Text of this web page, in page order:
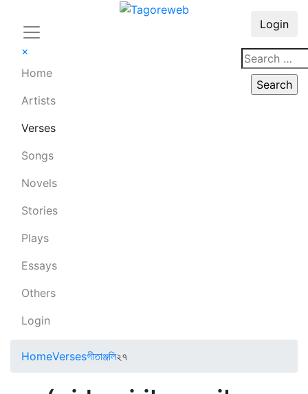
×
Home
Artists
Verses
Songs
Novels
Stories
Plays
Essays
Others
Login
Login
HomeVersesগীতাঞ্জলি২৭